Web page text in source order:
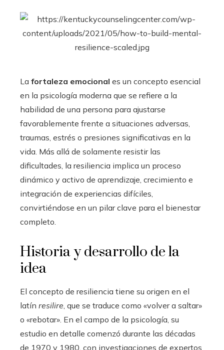
La fortaleza emocional es un concepto esencial
en la psicología moderna que se refiere a la
habilidad de una persona para ajustarse
favorablemente frente a situaciones adversas,
traumas, estrés o presiones significativas en la
vida. Más allá de solamente resistir las
dificultades, la resiliencia implica un proceso
dinámico y activo de aprendizaje, crecimiento e
integración de experiencias difíciles,
convirtiéndose en un pilar clave para el bienestar
completo.
Historia y desarrollo de la
idea
El concepto de resiliencia tiene su origen en el
latín resilire , que se traduce como «volver a saltar»
o «rebotar». En el campo de la psicología, su
estudio en detalle comenzó durante las décadas
de 1970 y 1980, con investigaciones de expertos